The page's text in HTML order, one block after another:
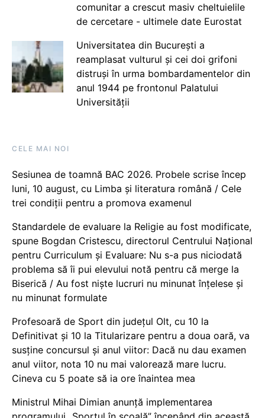
comunitar a crescut masiv cheltuielile
de cercetare - ultimele date Eurostat
Universitatea din București a
reamplasat vulturul și cei doi grifoni
distruși în urma bombardamentelor din
anul 1944 pe frontonul Palatului
Universității
CELE MAI NOI
Sesiunea de toamnă BAC 2026. Probele scrise încep
luni, 10 august, cu Limba și literatura română / Cele
trei condiții pentru a promova examenul
Standardele de evaluare la Religie au fost modificate,
spune Bogdan Cristescu, directorul Centrului Național
pentru Curriculum și Evaluare: Nu s-a pus niciodată
problema să îi pui elevului notă pentru că merge la
Biserică / Au fost niște lucruri nu minunat înțelese și
nu minunat formulate
Profesoară de Sport din județul Olt, cu 10 la
Definitivat și 10 la Titularizare pentru a doua oară, va
susține concursul și anul viitor: Dacă nu dau examen
anul viitor, nota 10 nu mai valorează mare lucru.
Cineva cu 5 poate să ia ore înaintea mea
Ministrul Mihai Dimian anunță implementarea